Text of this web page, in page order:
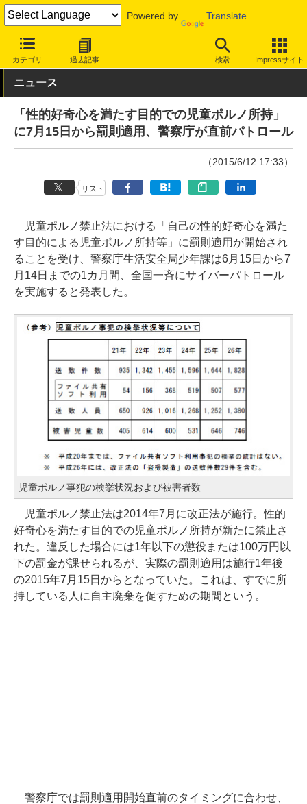
Powered by Translate
カテゴリ 過去記事 検索 Impressサイト
INTERNET Watch トピック 社会/時事
ニュース
「性的好奇心を満たす目的での児童ポルノ所持」
に7月15日から罰則適用、警察庁が直前パトロール
（2015/6/12 17:33）
リスト
児童ポルノ禁止法における「自己の性的好奇心を満た
す目的による児童ポルノ所持等」に罰則適用が開始され
ることを受け、警察庁生活安全局少年課は6月15日から7
月14日までの1カ月間、全国一斉にサイバーパトロール
を実施すると発表した。
児童ポルノ事犯の検挙状況および被害者数
児童ポルノ禁止法は2014年7月に改正法が施行。性的
好奇心を満たす目的での児童ポルノ所持が新たに禁止さ
れた。違反した場合には1年以下の懲役または100万円以
下の罰金が課せられるが、実際の罰則適用は施行1年後
の2015年7月15日からとなっていた。これは、すでに所
持している人に自主廃棄を促すための期間という。
警察庁では罰則適用開始直前のタイミングに合わせ、